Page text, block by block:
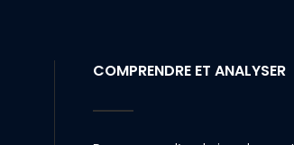
COMPRENDRE ET ANALYSER